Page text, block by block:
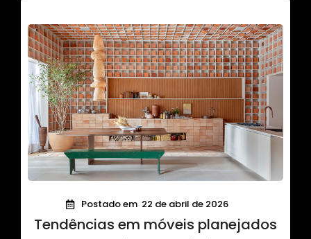
Postado em 22 de abril de 2026
Tendências em móveis planejados